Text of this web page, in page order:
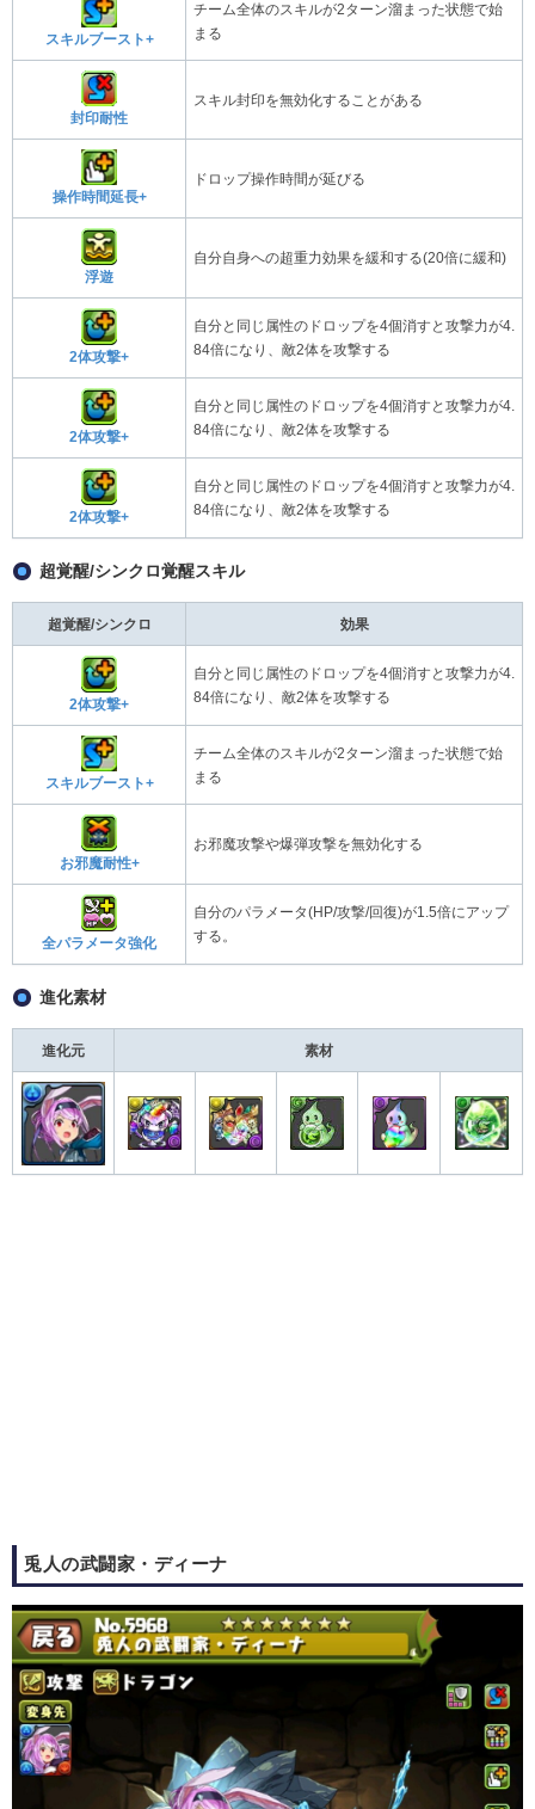
スキルブースト+
チーム全体のスキルが2ターン溜まった状態で始
まる
封印耐性
スキル封印を無効化することがある
操作時間延長+
ドロップ操作時間が延びる
浮遊
自分自身への超重力効果を緩和する(20倍に緩和)
2体攻撃+
自分と同じ属性のドロップを4個消すと攻撃力が4.
84倍になり、敵2体を攻撃する
2体攻撃+
自分と同じ属性のドロップを4個消すと攻撃力が4.
84倍になり、敵2体を攻撃する
2体攻撃+
自分と同じ属性のドロップを4個消すと攻撃力が4.
84倍になり、敵2体を攻撃する
超覚醒/シンクロ覚醒スキル
超覚醒/シンクロ 効果
2体攻撃+
自分と同じ属性のドロップを4個消すと攻撃力が4.
84倍になり、敵2体を攻撃する
スキルブースト+
チーム全体のスキルが2ターン溜まった状態で始
まる
お邪魔耐性+
お邪魔攻撃や爆弾攻撃を無効化する
全パラメータ強化
自分のパラメータ(HP/攻撃/回復)が1.5倍にアップ
する。
進化素材
進化元 素材
兎人の武闘家・ディーナ